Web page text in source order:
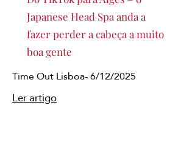
Japanese Head Spa anda a
fazer perder a cabeça a muito
boa gente
Time Out Lisboa- 6/12/2025
Ler artigo